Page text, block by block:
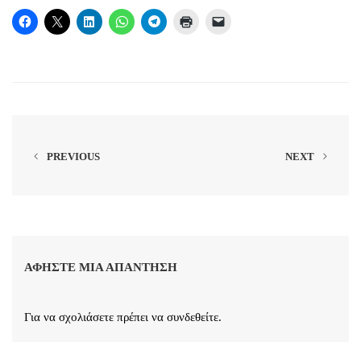
PREVIOUS NEXT
ΑΦΉΣΤΕ ΜΙΑ ΑΠΆΝΤΗΣΗ
Για να σχολιάσετε πρέπει να συνδεθείτε.